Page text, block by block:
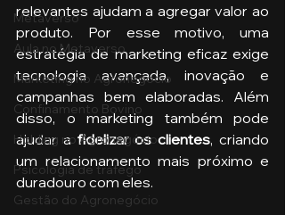
Metaverso
Aula no Metaverso
Marketing no Agronegócio
Confinamento Bovino
Holding no Agronegócio
Psicologia de tráfego
Gestão do Agronegócio
relevantes ajudam a agregar valor ao
produto. Por esse motivo, uma
estratégia de marketing eficaz exige
tecnologia avançada, inovação e
campanhas bem elaboradas. Além
disso, o marketing também pode
ajudar a fidelizar os clientes, criando
um relacionamento mais próximo e
duradouro com eles.